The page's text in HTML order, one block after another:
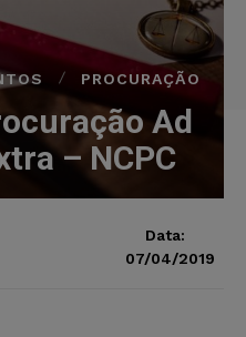
PROCURAÇÃO
Ad
– NCPC
Data:
07/04/2019